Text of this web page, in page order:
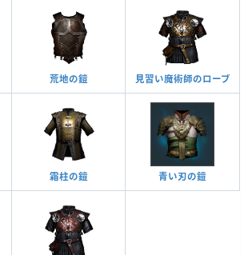
荒地の鎧 見習い魔術師のローブ
霜柱の鎧 青い刃の鎧